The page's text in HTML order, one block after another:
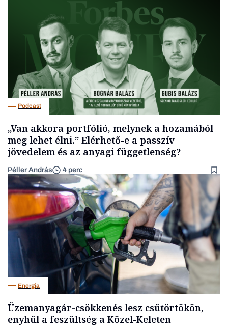
Podcast
„Van akkora portfólió, melynek a hozamából
meg lehet élni.” Elérhető-e a passzív
jövedelem és az anyagi függetlenség?
Péller András 4 perc
Energia
Üzemanyagár-csökkenés lesz csütörtökön,
enyhül a feszültség a Közel-Keleten